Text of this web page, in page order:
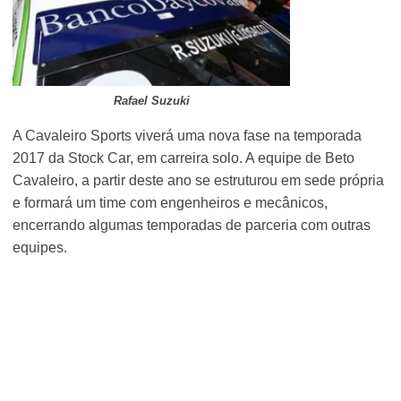
Rafael Suzuki
A Cavaleiro Sports viverá uma nova fase na temporada
2017 da Stock Car, em carreira solo. A equipe de Beto
Cavaleiro, a partir deste ano se estruturou em sede própria
e formará um time com engenheiros e mecânicos,
encerrando algumas temporadas de parceria com outras
equipes.